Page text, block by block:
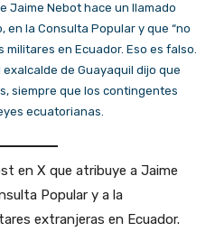
Jaime Nebot hace un llamado
en la Consulta Popular y que “no
en Ecuador. Eso es falso.
de Guayaquil dijo que
siempre que los contingentes
ecuatorianas.
en X que atribuye a Jaime
Popular y a la
extranjeras en Ecuador.